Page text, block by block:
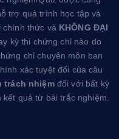
trợ quá trình học tập và
chính thức và KHÔNG ĐẠI
kỳ thi chứng chỉ nào do
chỉ chuyên môn ban
xác tuyệt đối của câu
trách nhiệmđối với bất kỳ
quả từ bài trắc nghiệm.